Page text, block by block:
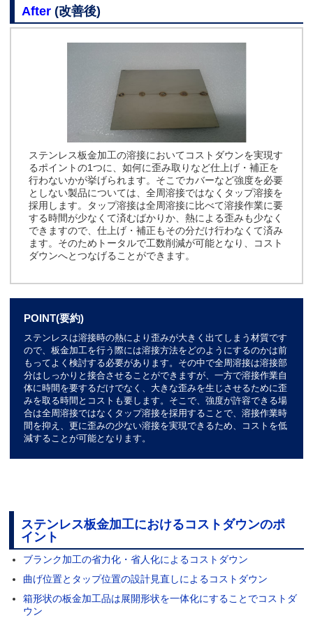
After (改善後)
ステンレス板金加工の溶接においてコストダウンを実現す
るポイントの1つに、如何に歪み取りなど仕上げ・補正を
行わないかが挙げられます。そこでカバーなど強度を必要
としない製品については、全周溶接ではなくタップ溶接を
採用します。タップ溶接は全周溶接に比べて溶接作業に要
する時間が少なくて済むばかりか、熱による歪みも少なく
できますので、仕上げ・補正もその分だけ行わなくて済み
ます。そのためトータルで工数削減が可能となり、コスト
ダウンへとつなげることができます。
POINT(要約)
ステンレスは溶接時の熱により歪みが大きく出てしまう材質です
ので、板金加工を行う際には溶接方法をどのようにするのかは前
もってよく検討する必要があります。その中で全周溶接は溶接部
分はしっかりと接合させることができますが、一方で溶接作業自
体に時間を要するだけでなく、大きな歪みを生じさせるために歪
みを取る時間とコストも要します。そこで、強度が許容できる場
合は全周溶接ではなくタップ溶接を採用することで、溶接作業時
間を抑え、更に歪みの少ない溶接を実現できるため、コストを低
減することが可能となります。
ステンレス板金加工におけるコストダウンのポ
イント
ブランク加工の省力化・省人化によるコストダウン
曲げ位置とタップ位置の設計見直しによるコストダウン
箱形状の板金加工品は展開形状を一体化にすることでコストダ
ウン